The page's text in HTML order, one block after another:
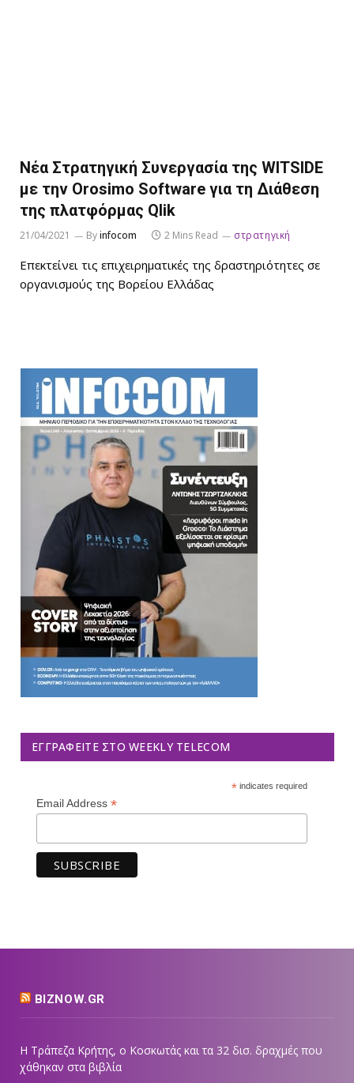
Νέα Στρατηγική Συνεργασία της WITSIDE
με την Orosimo Software για τη Διάθεση
της πλατφόρμας Qlik
21/04/2021 Byinfocom 2 Mins Read στρατηγική
Επεκτείνει τις επιχειρηματικές της δραστηριότητες σε
οργανισμούς της Βορείου Ελλάδας
ΕΓΓΡΑΦΕΊΤΕ ΣΤΟ WEEKLY TELECOM
*indicates required
Email Address *
BIZNOW.GR
Η Τράπεζα Κρήτης, ο Κοσκωτάς και τα 32 δισ. δραχμές που
χάθηκαν στα βιβλία